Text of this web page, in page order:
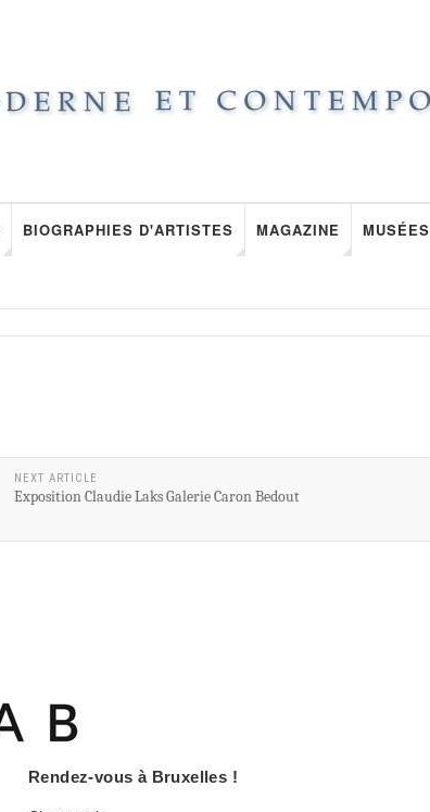
BIOGRAPHIES D'ARTISTES MAGAZINE MUSÉES
NEXT ARTICLE
Exposition Claudie Laks Galerie Caron Bedout
Rendez-vous à Bruxelles !